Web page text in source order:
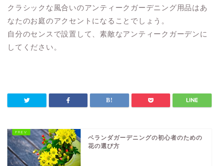
クラシックな風合いのアンティークガーデニング用品はあ
なたのお庭のアクセントになることでしょう。
自分のセンスで設置して、素敵なアンティークガーデンに
してください。
ベランダガーデニングの初心者のための
花の選び方